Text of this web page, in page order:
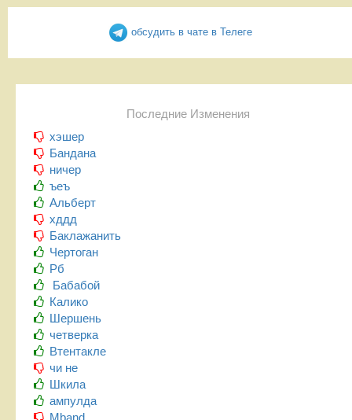
обсудить в чате в Телеге
Последние Изменения
хэшер
Бандана
ничер
ъеъ
Альберт
хддд
Баклажанить
Чертоган
Рб
Бабабой
Калико
Шершень
четверка
Втентакле
чи не
Шкила
ампулда
Mband